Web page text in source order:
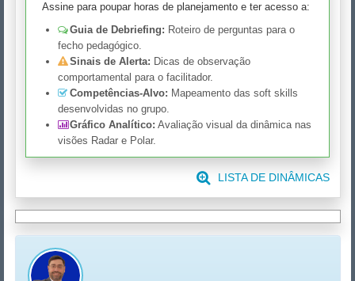
Assine para poupar horas de planejamento e ter acesso a:
Guia de Debriefing: Roteiro de perguntas para o
fecho pedagógico.
Sinais de Alerta: Dicas de observação
comportamental para o facilitador.
Competências-Alvo: Mapeamento das soft skills
desenvolvidas no grupo.
Gráfico Analítico: Avaliação visual da dinâmica nas
visões Radar e Polar.
LISTA DE DINÂMICAS